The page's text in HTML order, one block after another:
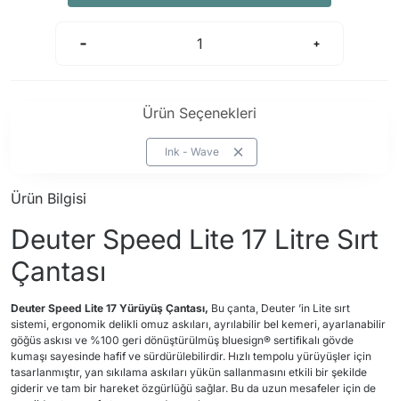
Ürün Seçenekleri
Ink - Wave
Ürün Bilgisi
Deuter Speed Lite 17 Litre Sırt
Çantası
Deuter Speed Lite 17 Yürüyüş Çantası, Bu çanta, Deuter ’in Lite sırt
sistemi, ergonomik delikli omuz askıları, ayrılabilir bel kemeri, ayarlanabilir
göğüs askısı ve %100 geri dönüştürülmüş bluesign® sertifikalı gövde
kumaşı sayesinde hafif ve sürdürülebilirdir. Hızlı tempolu yürüyüşler için
tasarlanmıştır, yan sıkılama askıları yükün sallanmasını etkili bir şekilde
giderir ve tam bir hareket özgürlüğü sağlar. Bu da uzun mesafeler için de